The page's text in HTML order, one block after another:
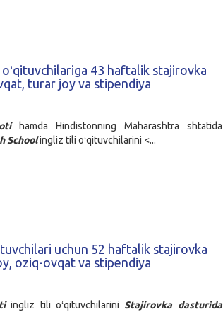
43 haftalik stajirovka
turar joy va stipendiya
hamda Hindistonning Maharashtra shtatida
Schoolingliz tili oʻqituvchilarini <...
uchun 52 haftalik stajirovka
oziq-ovqat va stipendiya
ingliz tili oʻqituvchilarini Stajirovka dasturida